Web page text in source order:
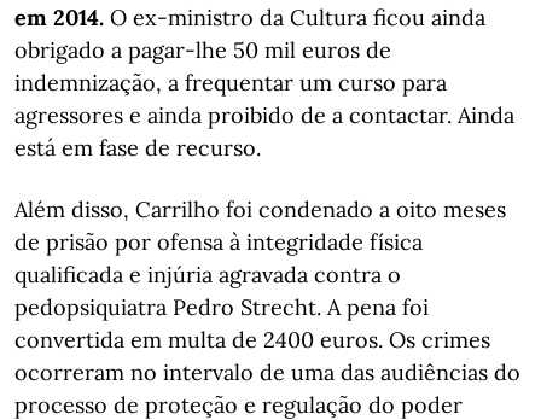
em 2014. O ex-ministro da Cultura ficou ainda
obrigado a pagar-lhe 50 mil euros de
indemnização, a frequentar um curso para
agressores e ainda proibido de a contactar. Ainda
está em fase de recurso.
Além disso, Carrilho foi condenado a oito meses
de prisão por ofensa à integridade física
qualificada e injúria agravada contra o
pedopsiquiatra Pedro Strecht. A pena foi
convertida em multa de 2400 euros. Os crimes
ocorreram no intervalo de uma das audiências do
processo de proteção e regulação do poder